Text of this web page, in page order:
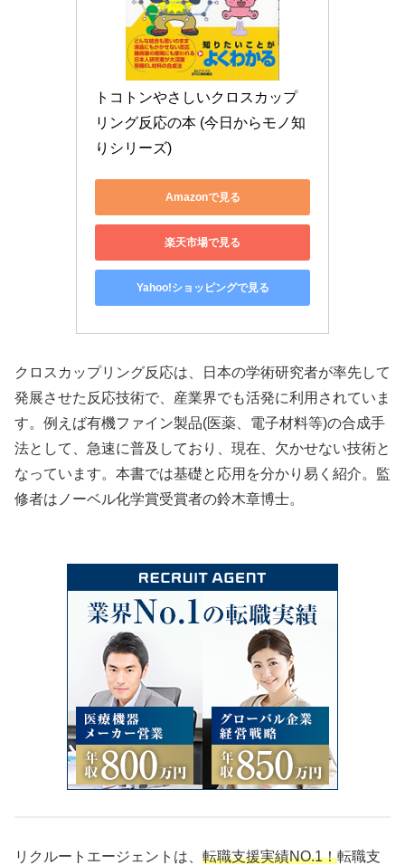
トコトンやさしいクロスカップ
リング反応の本 (今日からモノ知
りシリーズ)
Amazonで見る
楽天市場で見る
Yahoo!ショッピングで見る
クロスカップリング反応は、日本の学術研究者が率先して
発展させた反応技術で、産業界でも活発に利用されていま
す。例えば有機ファイン製品(医薬、電子材料等)の合成手
法として、急速に普及しており、現在、欠かせない技術と
なっています。本書では基礎と応用を分かり易く紹介。監
修者はノーベル化学賞受賞者の鈴木章博士。
リクルートエージェントは、 転職支援実績NO.1！転職支